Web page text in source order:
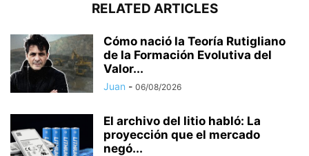
RELATED ARTICLES
Cómo nació la Teoría Rutigliano
de la Formación Evolutiva del
Valor...
Juan - 06/08/2026
El archivo del litio habló: La
proyección que el mercado
negó...